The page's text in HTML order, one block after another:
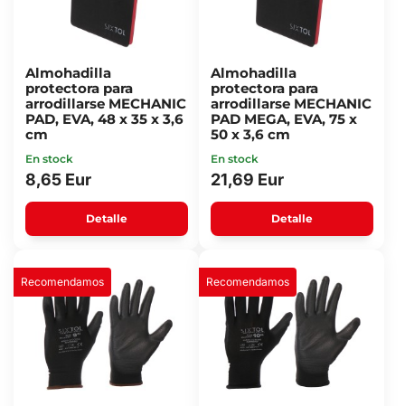
Almohadilla
protectora para
arrodillarse MECHANIC
PAD, EVA, 48 x 35 x 3,6
cm
En stock
8,65 Eur
Detalle
Almohadilla
protectora para
arrodillarse MECHANIC
PAD MEGA, EVA, 75 x
50 x 3,6 cm
En stock
21,69 Eur
Detalle
Recomendamos Recomendamos